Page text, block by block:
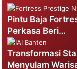
Pintu Baja
Perkasa Beri…
Transformasi
Menyulam